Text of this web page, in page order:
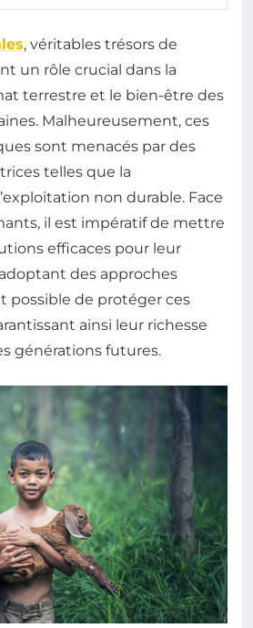
, véritables trésors de
un rôle crucial dans la
terrestre et le bien-être des
Malheureusement, ces
sont menacés par des
telles que la
non durable. Face
il est impératif de mettre
efficaces pour leur
des approches
possible de protéger ces
ainsi leur richesse
générations futures.